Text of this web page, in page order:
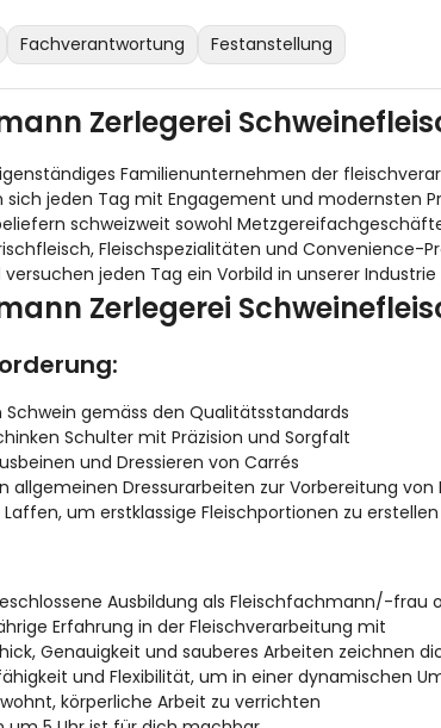
Fachverantwortung Festanstellung
Zerlegerei
Familienunternehmen der
sich jeden Tag mit Engagement und modernsten
schweizweit sowohl
Fleischspezialitäten und Convenience-
jeden Tag ein Vorbild in unserer Industrie
Zerlegerei
gemäss den Qualitätsstandards
Schulter mit Präzision und Sorgfalt
und Dressieren von Carrés
allgemeinen Dressurarbeiten zur Vorbereitung
um erstklassige Fleischportionen zu erstellen
Ausbildung als Fleischfachmann/-frau
Erfahrung in der Fleischverarbeitung mit
Genauigkeit und sauberes Arbeiten zeichnen
und Flexibilität, um in einer dynamischen
körperliche Arbeit zu verrichten